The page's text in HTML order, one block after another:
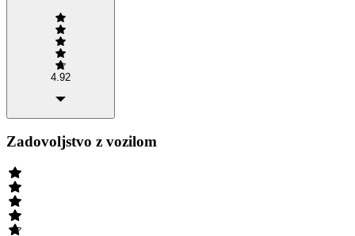
4.92
Zadovoljstvo z vozilom